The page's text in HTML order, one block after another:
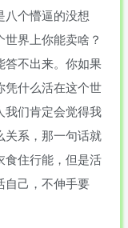
八个懵逼的没想
界上你能卖啥？
答不出来。你如果
凭什么活在这个世
我们肯定会觉得我
关系，那一句话就
食住行能，但是活
自己，不伸手要